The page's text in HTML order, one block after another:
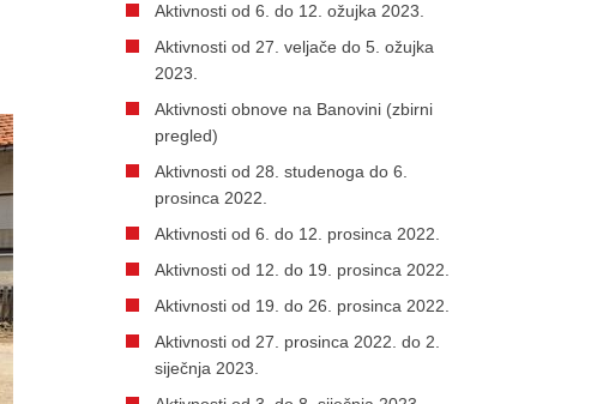
Aktivnosti od 6. do 12. ožujka 2023.
Aktivnosti od 27. veljače do 5. ožujka
2023.
Aktivnosti obnove na Banovini (zbirni
pregled)
Aktivnosti od 28. studenoga do 6.
prosinca 2022.
Aktivnosti od 6. do 12. prosinca 2022.
Aktivnosti od 12. do 19. prosinca 2022.
Aktivnosti od 19. do 26. prosinca 2022.
Aktivnosti od 27. prosinca 2022. do 2.
siječnja 2023.